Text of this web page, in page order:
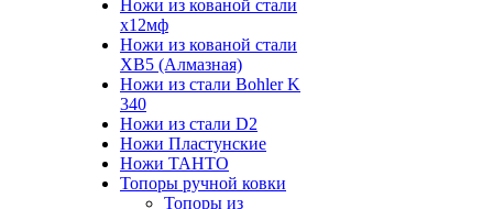
Ножи из кованой стали
х12мф
Ножи из кованой стали
ХВ5 (Алмазная)
Ножи из стали Bohler K
340
Ножи из стали D2
Ножи Пластунские
Ножи ТАНТО
Топоры ручной ковки
Топоры из